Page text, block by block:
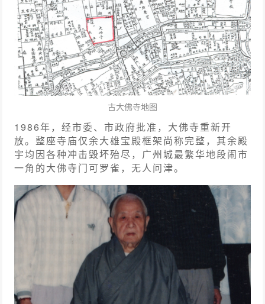
古大佛寺地图
1986年，经市委、市政府批准，大佛寺重新开
放。整座寺庙仅余大雄宝殿框架尚称完整，其余殿
宇均因各种冲击毁坏殆尽，广州城最繁华地段闹市
一角的大佛寺门可罗雀，无人问津。